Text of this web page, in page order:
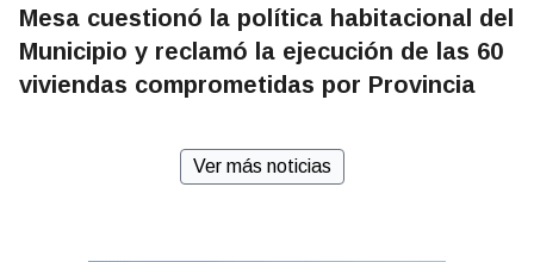
Mesa cuestionó la política habitacional del
Municipio y reclamó la ejecución de las 60
viviendas comprometidas por Provincia
Ver más noticias